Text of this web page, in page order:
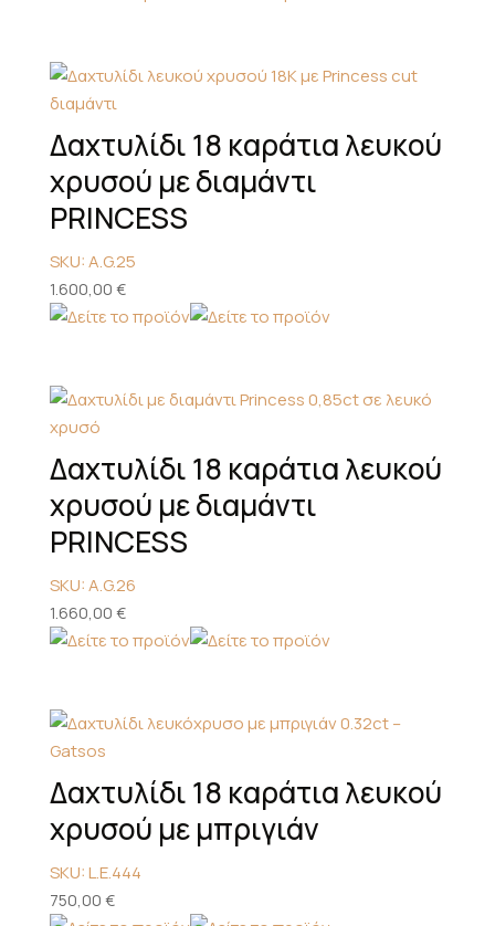
Δαχτυλίδι 18 καράτια λευκού
χρυσού με διαμάντι
PRINCESS
SKU: A.G.25
1.600,00 €
Δαχτυλίδι 18 καράτια λευκού
χρυσού με διαμάντι
PRINCESS
SKU: A.G.26
1.660,00 €
Δαχτυλίδι 18 καράτια λευκού
χρυσού με μπριγιάν
SKU: L.E.444
750,00 €